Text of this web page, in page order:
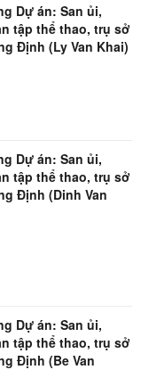
Dự án: San ủi,
tập thể thao, trụ sở
Định (Ly Van Khai)
Dự án: San ủi,
tập thể thao, trụ sở
Định (Dinh Van
Dự án: San ủi,
tập thể thao, trụ sở
Định (Be Van